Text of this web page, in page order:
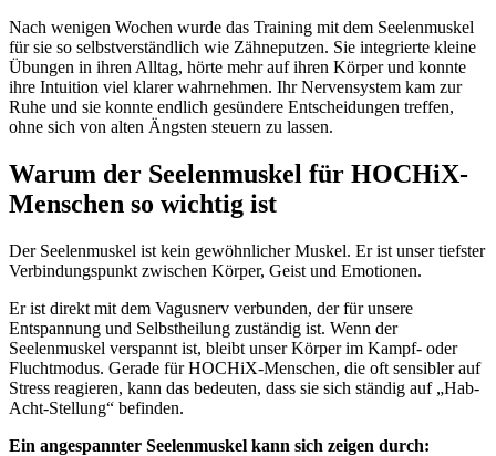
Nach wenigen Wochen wurde das Training mit dem Seelenmuskel
für sie so selbstverständlich wie Zähneputzen. Sie integrierte kleine
Übungen in ihren Alltag, hörte mehr auf ihren Körper und konnte
ihre Intuition viel klarer wahrnehmen. Ihr Nervensystem kam zur
Ruhe und sie konnte endlich gesündere Entscheidungen treffen,
ohne sich von alten Ängsten steuern zu lassen.
Warum der Seelenmuskel für HOCHiX-
Menschen so wichtig ist
Der Seelenmuskel ist kein gewöhnlicher Muskel. Er ist unser tiefster
Verbindungspunkt zwischen Körper, Geist und Emotionen.
Er ist direkt mit dem Vagusnerv verbunden, der für unsere
Entspannung und Selbstheilung zuständig ist. Wenn der
Seelenmuskel verspannt ist, bleibt unser Körper im Kampf- oder
Fluchtmodus. Gerade für HOCHiX-Menschen, die oft sensibler auf
Stress reagieren, kann das bedeuten, dass sie sich ständig auf „Hab-
Acht-Stellung“ befinden.
Ein angespannter Seelenmuskel kann sich zeigen durch: